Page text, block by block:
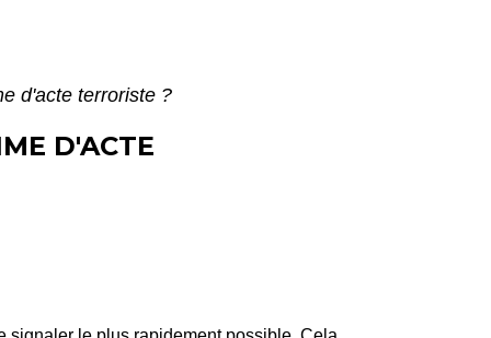
d'acte terroriste ?
D'ACTE